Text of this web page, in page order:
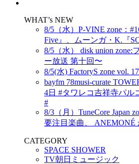
WHAT’s NEW
8/5（水）P-VINE zone：
Five』、ムーンガ・K.『
8/5（水） disk union zone:
ー放送 第十回〜
8/5(水) FactoryS zone vol.
bayfm 78musi-curate
4日 #タワレコ吉祥寺パル
#
8/3（月）TuneCore Japan
要注目楽曲、 ANEMONÉ
CATEGORY
SPACE SHOWER
TV朝日ミュージック